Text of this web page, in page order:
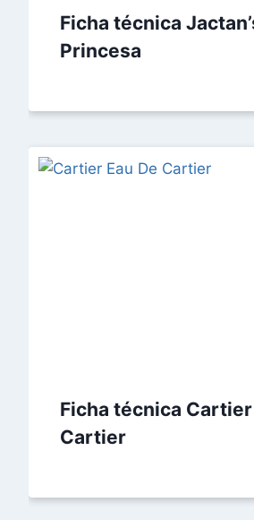
Ficha técnica
Princesa
Ficha técnica Cartier
Cartier